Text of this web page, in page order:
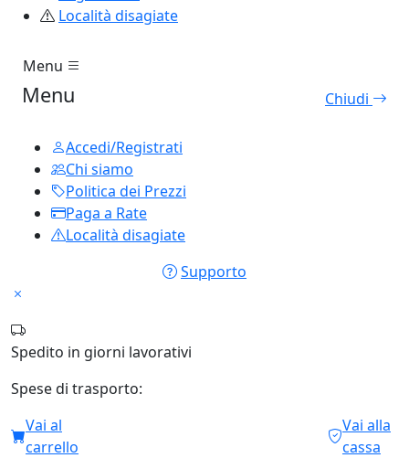
Località disagiate
Menu
Menu Chiudi
Accedi/Registrati
Chi siamo
Politica dei Prezzi
Paga a Rate
Località disagiate
Supporto
Spedito in giorni lavorativi
Spese di trasporto:
Vai al
carrello
Vai alla
cassa